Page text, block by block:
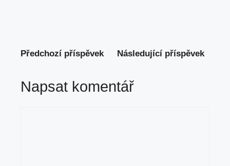
Předchozí příspěvek Následující příspěvek
Napsat komentář